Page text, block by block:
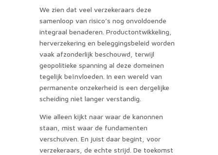
We zien dat veel verzekeraars deze
samenloop van risico’s nog onvoldoende
integraal benaderen. Productontwikkeling,
herverzekering en beleggingsbeleid worden
vaak afzonderlijk beschouwd, terwijl
geopolitieke spanning al deze domeinen
tegelijk beïnvloeden. In een wereld van
permanente onzekerheid is een dergelijke
scheiding niet langer verstandig.
Wie alleen kijkt naar waar de kanonnen
staan, mist waar de fundamenten
verschuiven. En juist daar begint, voor
verzekeraars, de echte strijd. De toekomst